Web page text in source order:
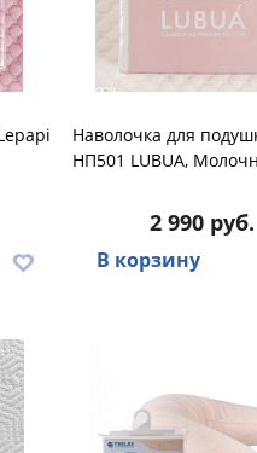
Наволочка для
НП501 LUBUA,
2 990 руб.
В корзину